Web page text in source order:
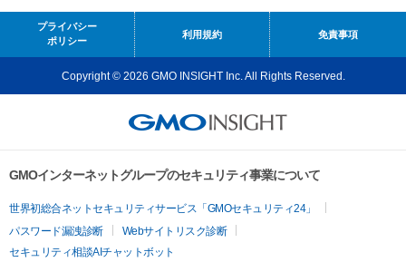
プライバシー
ポリシー
利用規約 免責事項
Copyright © 2026 GMO INSIGHT Inc. All Rights Reserved.
GMOインターネットグループのセキュリティ事業について
世界初総合ネットセキュリティサービス「GMOセキュリティ24」
パスワード漏洩診断
Webサイトリスク診断
セキュリティ相談AIチャットボット